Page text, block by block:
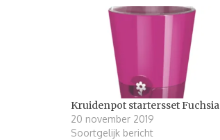
Kruidenpot startersset Fuchsia
20 november 2019
Soortgelijk bericht